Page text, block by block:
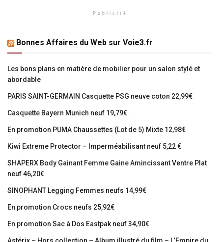
Publicité
Bonnes Affaires du Web sur Voie3.fr
Les bons plans en matière de mobilier pour un salon stylé et
abordable
PARIS SAINT-GERMAIN Casquette PSG neuve coton 22,99€
Casquette Bayern Munich neuf 19,79€
En promotion PUMA Chaussettes (Lot de 5) Mixte 12,98€
Kiwi Extreme Protector – Imperméabilisant neuf 5,22 €
SHAPERX Body Gainant Femme Gaine Amincissant Ventre Plat
neuf 46,20€
SINOPHANT Legging Femmes neufs 14,99€
En promotion Crocs neufs 25,92€
En promotion Sac à Dos Eastpak neuf 34,90€